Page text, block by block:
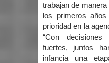
trabajan de
los primeros
prioridad en la
“Con
fuertes, juntos
infancia una